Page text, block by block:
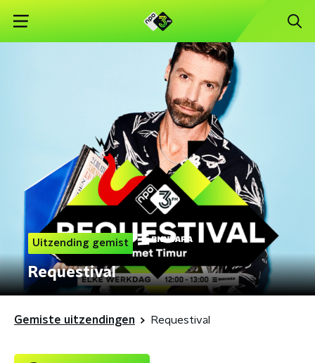
Uitzending gemist
Requestival
Gemiste uitzendingen Requestival